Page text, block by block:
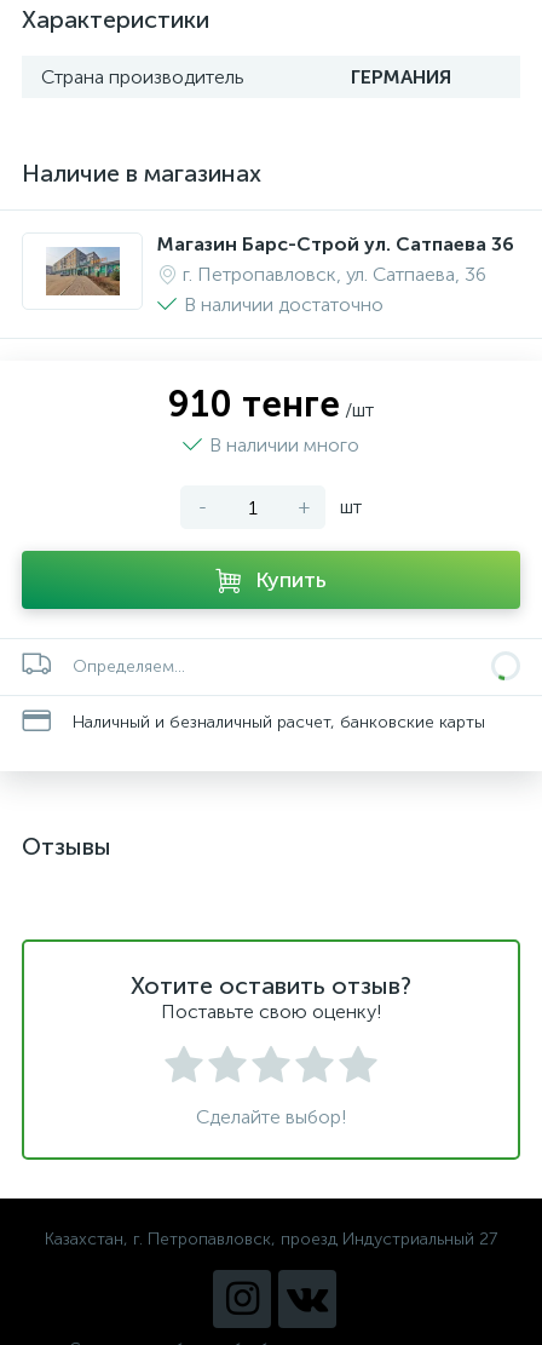
Характеристики
Страна производитель ГЕРМАНИЯ
Наличие в магазинах
Магазин Барс-Строй ул. Сатпаева 36
г. Петропавловск, ул. Сатпаева, 36
В наличии достаточно
910 тенге /шт
В наличии много
- + шт
Купить
Определяем...
Наличный и безналичный расчет, банковские карты
Отзывы
Хотите оставить отзыв?
Поставьте свою оценку!
Сделайте выбор!
Казахстан, г. Петропавловск, проезд Индустриальный 27